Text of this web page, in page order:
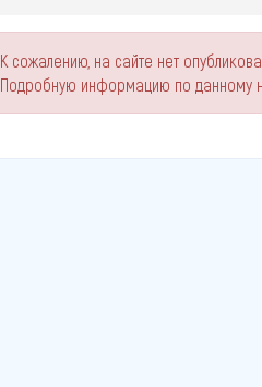
К сожалению, на сайте нет
Подробную информацию по данному